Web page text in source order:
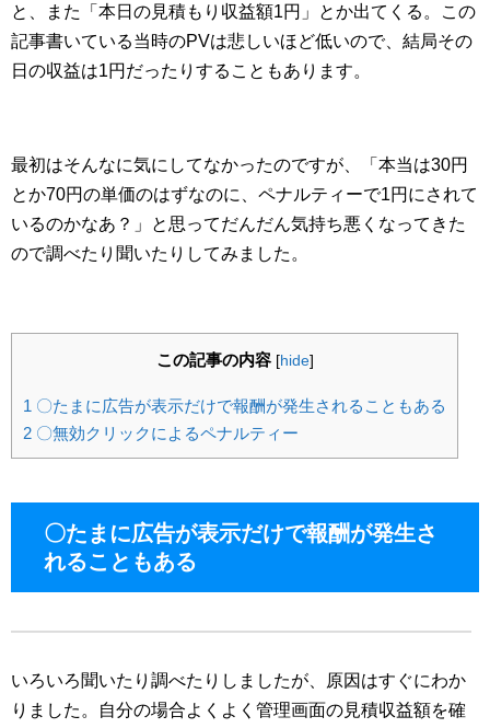
と、また「本日の見積もり収益額1円」とか出てくる。この
記事書いている当時のPVは悲しいほど低いので、結局その
日の収益は1円だったりすることもあります。
最初はそんなに気にしてなかったのですが、「本当は30円
とか70円の単価のはずなのに、ペナルティーで1円にされて
いるのかなあ？」と思ってだんだん気持ち悪くなってきた
ので調べたり聞いたりしてみました。
この記事の内容 [hide]
1 〇たまに広告が表示だけで報酬が発生されることもある
2 〇無効クリックによるペナルティー
〇たまに広告が表示だけで報酬が発生さ
れることもある
いろいろ聞いたり調べたりしましたが、原因はすぐにわか
りました。自分の場合よくよく管理画面の見積収益額を確